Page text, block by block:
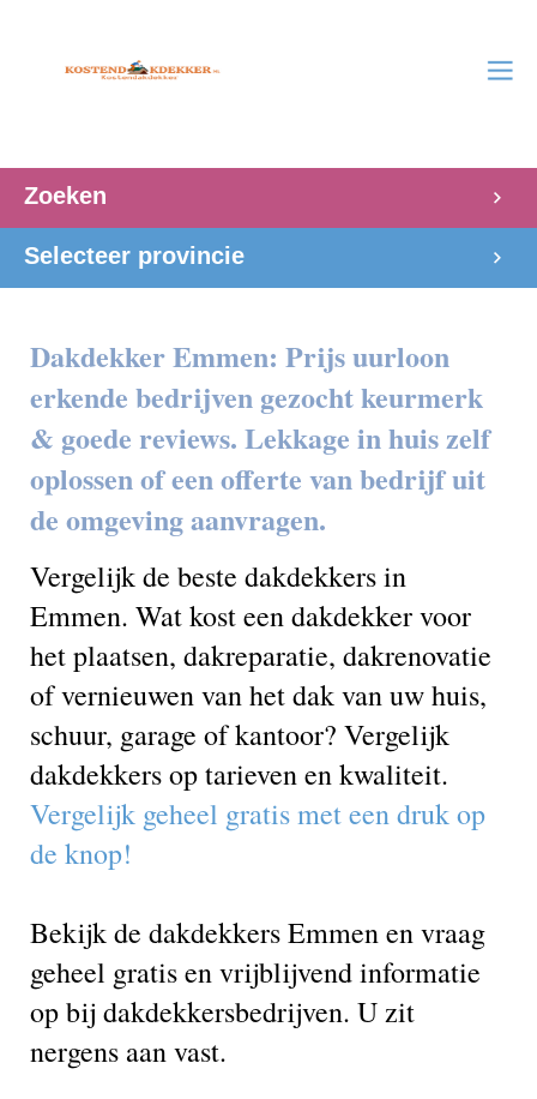
Zoeken
Selecteer provincie
Dakdekker Emmen: Prijs uurloon
erkende bedrijven gezocht keurmerk
& goede reviews. Lekkage in huis zelf
oplossen of een offerte van bedrijf uit
de omgeving aanvragen.
Vergelijk de beste dakdekkers in
Emmen. Wat kost een dakdekker voor
het plaatsen, dakreparatie, dakrenovatie
of vernieuwen van het dak van uw huis,
schuur, garage of kantoor? Vergelijk
dakdekkers op tarieven en kwaliteit.
Vergelijk geheel gratis met een druk op
de knop!
Bekijk de dakdekkers Emmen en vraag
geheel gratis en vrijblijvend informatie
op bij dakdekkersbedrijven. U zit
nergens aan vast.